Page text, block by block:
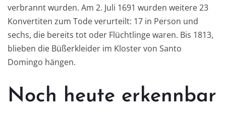
verbrannt wurden. Am 2. Juli 1691 wurden weitere 23
Konvertiten zum Tode verurteilt: 17 in Person und
sechs, die bereits tot oder Flüchtlinge waren. Bis 1813,
blieben die Büßerkleider im Kloster von Santo
Domingo hängen.
Noch heute erkennbar